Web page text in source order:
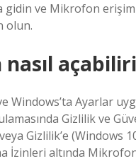
gidin ve Mikrofon
olun.
Windows’ta Ayarlar
Gizlilik ve
Gizlilik’e (Windows
İzinleri altında